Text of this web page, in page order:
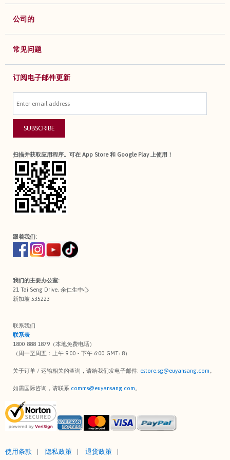
公司的
常见问题
订阅电子邮件更新
SUBSCRIBE
扫描并获取应用程序。可在 App Store 和 Google Play 上使用！
跟着我们:
我们的主要办公室:
21 Tai Seng Drive, 余仁生中心
新加坡 535223
联系我们
联系表
1800 888 1879（本地免费电话）
（周一至周五：上午 9:00 - 下午 6:00 GMT+8）
关于订单 / 运输相关的查询，请给我们发电子邮件: estore.sg@euyansang.com
如需国际咨询，请联系 comms@euyansang.com
使用条款 隐私政策
退货政策